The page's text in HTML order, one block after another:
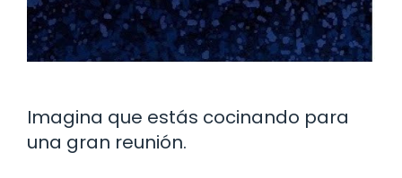
Imagina que estás cocinando para
una gran reunión.